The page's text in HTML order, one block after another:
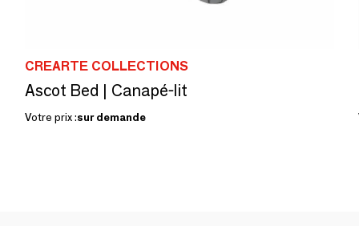
CREARTE COLLECTIONS
Ascot Bed | Canapé-lit
Votre prix :sur demande